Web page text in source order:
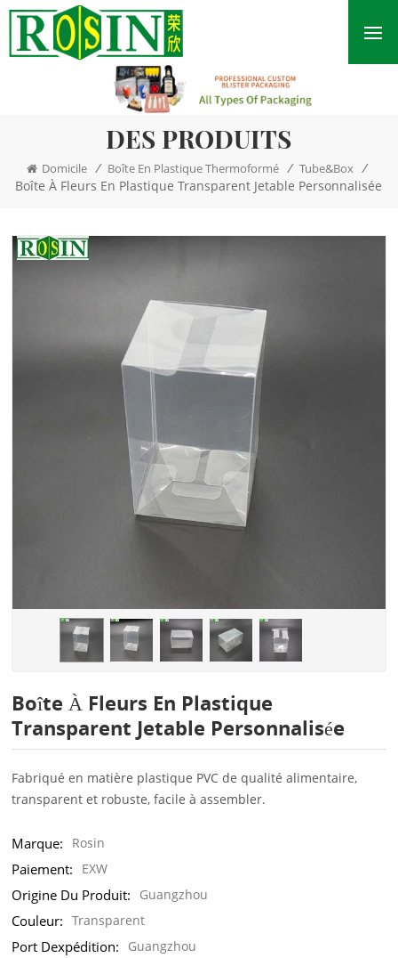
DES PRODUITS
Domicile / Boîte En Plastique Thermoformé / Tube&Box /
Boîte À Fleurs En Plastique Transparent Jetable Personnalisée
Boîte À Fleurs En Plastique
Transparent Jetable Personnalisée
Fabriqué en matière plastique PVC de qualité alimentaire,
transparent et robuste, facile à assembler.
Marque: Rosin
Paiement: EXW
Origine Du Produit: Guangzhou
Couleur: Transparent
Port Dexpédition: Guangzhou